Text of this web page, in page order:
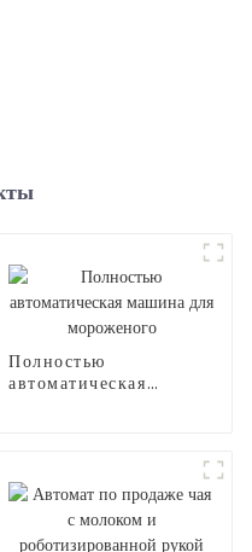
Полностью
автоматическая